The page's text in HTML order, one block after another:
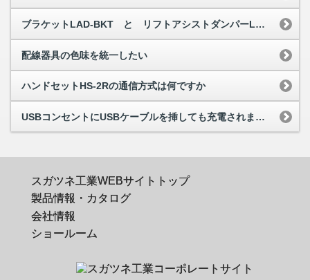
ブラケットLAD-BKT と リフトアシストダンパーLAD-ST型 はなぜ併用できな...
配線器具の色味を統一したい
ハンドセットHS-2Rの通信方式は何ですか
USBコンセントにUSBケーブルを挿しても充電されません
スガツネ工業WEBサイトトップ
製品情報・カタログ
会社情報
ショールーム